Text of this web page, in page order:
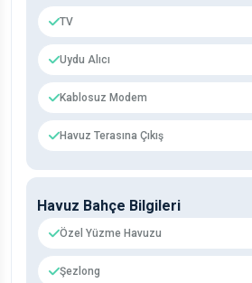
TV
Uydu Alıcı
Kablosuz Modem
Havuz Terasına Çıkış
Havuz Bahçe Bilgileri
Özel Yüzme Havuzu
Şezlong